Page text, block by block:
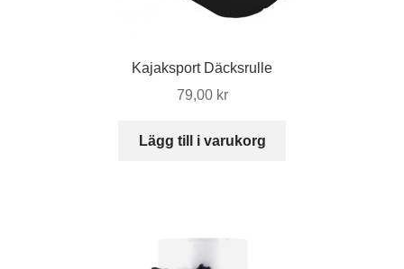
Kajaksport Däcksrulle
79,00 kr
Lägg till i varukorg